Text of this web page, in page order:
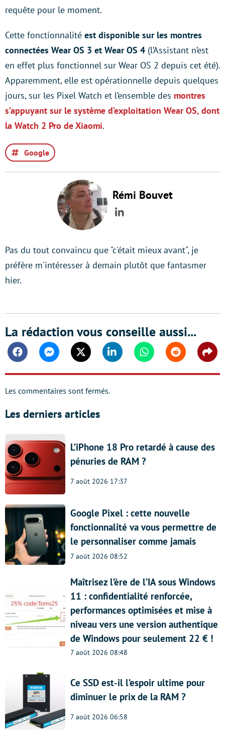
requête pour le moment.
Cette fonctionnalité est disponible sur les montres
connectées Wear OS 3 et Wear OS 4 (l’Assistant n’est
en effet plus fonctionnel sur Wear OS 2 depuis cet été).
Apparemment, elle est opérationnelle depuis quelques
jours, sur les Pixel Watch et l’ensemble des montres
s’appuyant sur le système d’exploitation Wear OS, dont
la Watch 2 Pro de Xiaomi.
Google
Rémi Bouvet
LinkedIn
Pas du tout convaincu que "c'était mieux avant", je
préfère m'intéresser à demain plutôt que fantasmer
hier.
La rédaction vous conseille aussi...
FacebookMessengerTwitter Linkedin WhatsappReddit
Les commentaires sont fermés.
Les derniers articles
L’iPhone 18 Pro retardé à cause des
pénuries de RAM ?
7 août 2026 17:37
Google Pixel : cette nouvelle
fonctionnalité va vous permettre de
le personnaliser comme jamais
7 août 2026 08:52
Maîtrisez l’ère de l’IA sous Windows
11 : confidentialité renforcée,
performances optimisées et mise à
niveau vers une version authentique
de Windows pour seulement 22 € !
7 août 2026 08:48
Ce SSD est-il l’espoir ultime pour
diminuer le prix de la RAM ?
7 août 2026 06:58